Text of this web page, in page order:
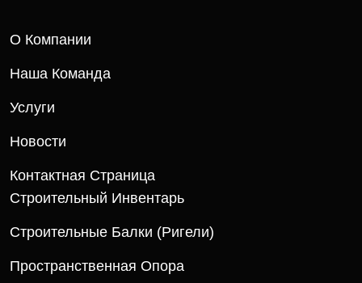
О Компании
Наша Команда
Услуги
Новости
Контактная Страница
Строительный Инвентарь
Строительные Балки (ригели)
Пространственная Опора